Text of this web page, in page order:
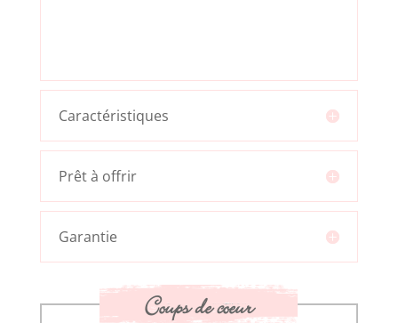
Caractéristiques
Prêt à offrir
Garantie
Coups de coeur